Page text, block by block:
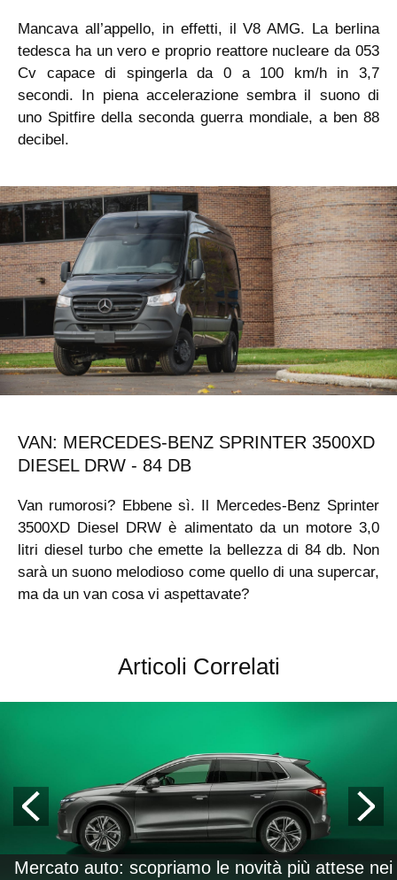
Mancava all’appello, in effetti, il V8 AMG. La berlina
tedesca ha un vero e proprio reattore nucleare da 053
Cv capace di spingerla da 0 a 100 km/h in 3,7
secondi. In piena accelerazione sembra il suono di
uno Spitfire della seconda guerra mondiale, a ben 88
decibel.
VAN: MERCEDES-BENZ SPRINTER 3500XD
DIESEL DRW - 84 DB
Van rumorosi? Ebbene sì. Il Mercedes-Benz Sprinter
3500XD Diesel DRW è alimentato da un motore 3,0
litri diesel turbo che emette la bellezza di 84 db. Non
sarà un suono melodioso come quello di una supercar,
ma da un van cosa vi aspettavate?
Articoli Correlati
Mercato auto: scopriamo le novità più attese nei